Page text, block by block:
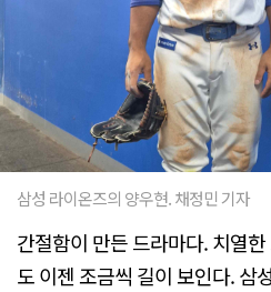
삼성 라이온즈의 양우현. 채정민 기자
간절함이 만든 드라마다. 치열
도 이젠 조금씩 길이 보인다. 삼